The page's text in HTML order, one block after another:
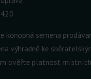
konopná semena
výhradně ke
ověřte platnost